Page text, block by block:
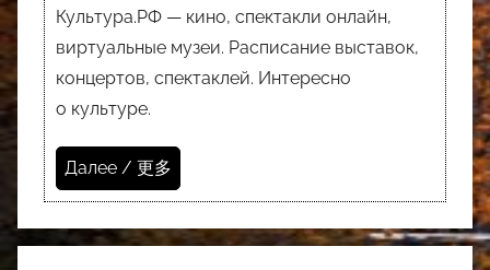
Культура.РФ — кино, спектакли онлайн,
виртуальные музеи. Расписание выставок,
концертов, спектаклей. Интересно
о культуре.
Далее / 更多